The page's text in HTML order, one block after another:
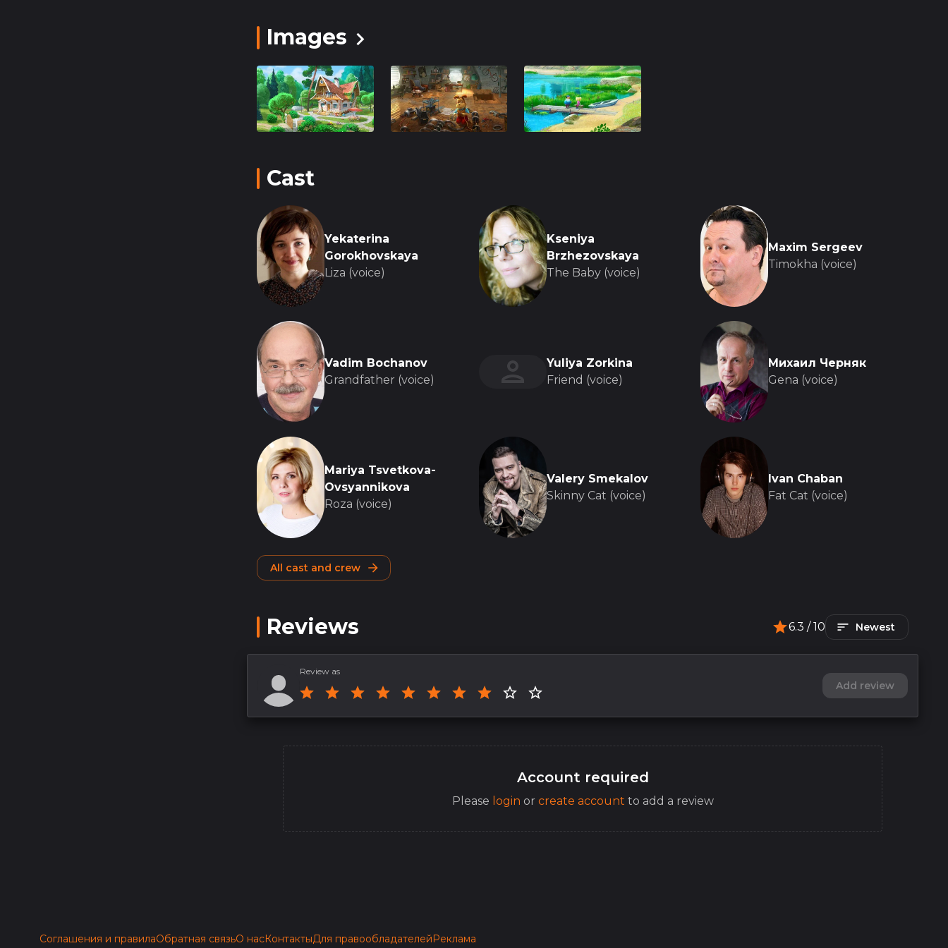
семейного просмотра. Эта история напоминает о важности проведения времени вместе, об общении с
природой и о том, как важно ценить простые радости жизни. Мультфильм учит маленьких зрителей
ответственности, трудолюбию и важности помогать друг другу, делая его не только увлекательным, но и
поучительным.
Images
Cast
Yekaterina
Gorokhovskaya
Liza (voice)
Kseniya
Brzhezovskaya
The Baby (voice)
Maxim Sergeev
Timokha (voice)
Vadim Bochanov
Grandfather (voice)
Yuliya Zorkina
Friend (voice)
Михаил Черняк
Gena (voice)
Mariya Tsvetkova-
Ovsyannikova
Roza (voice)
Valery Smekalov
Skinny Cat (voice)
Ivan Chaban
Fat Cat (voice)
All cast and crew
Reviews 6.3 / 10 Newest
Review as
Add review
Account required
Please login or create account to add a review
Соглашения и правилаОбратная связьО насКонтактыДля правообладателейРеклама